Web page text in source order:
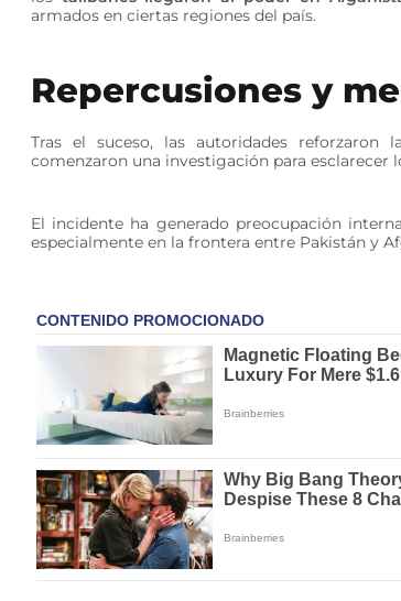
armados en ciertas regiones del país.
Repercusiones y
Tras el suceso, las autoridades reforzaron
comenzaron una investigación para esclarecer
El incidente ha generado preocupación
especialmente en la frontera entre Pakistán y